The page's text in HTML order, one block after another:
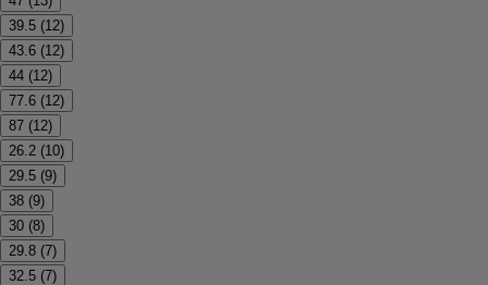
39.5 (12)
43.6 (12)
44 (12)
77.6 (12)
87 (12)
26.2 (10)
29.5 (9)
38 (9)
30 (8)
29.8 (7)
32.5 (7)